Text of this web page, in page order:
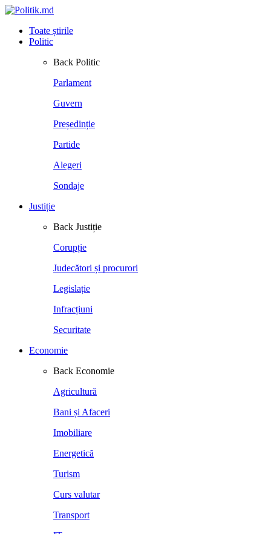
Toate știrile
Politic
Back Politic
Parlament
Guvern
Președinție
Partide
Alegeri
Sondaje
Justiție
Back Justiție
Corupție
Judecători și procurori
Legislație
Infracțiuni
Securitate
Economie
Back Economie
Agricultură
Bani și Afaceri
Imobiliare
Energetică
Turism
Curs valutar
Transport